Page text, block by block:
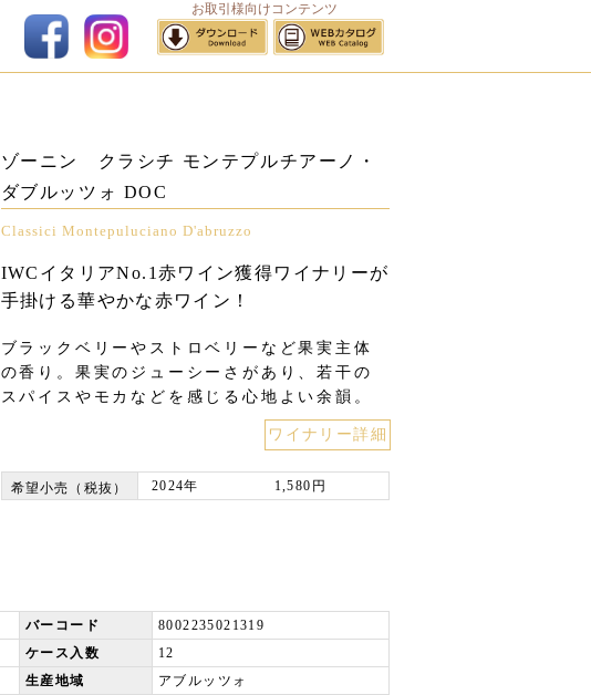
お取引様向けコンテンツ
ゾーニン クラシチ モンテプルチアーノ・
ダブルッツォ DOC
Classici Montepuluciano D'abruzzo
IWCイタリアNo.1赤ワイン獲得ワイナリーが
手掛ける華やかな赤ワイン！
ブラックベリーやストロベリーなど果実主体
の香り。果実のジューシーさがあり、若干の
スパイスやモカなどを感じる心地よい余韻。
希望小売（税抜） 2024年 1,580円
バーコード
8002235021319
ケース入数
12
生産地域
アブルッツォ